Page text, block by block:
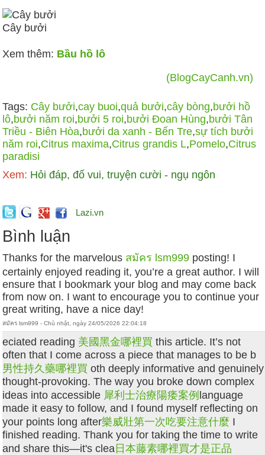
Cây bưởi
Xem thêm: Bầu hồ lô
(BlogCayCanh.vn)
Tags: Cây bưởi,cay buoi,quả bưởi,cây bòng,bưởi hồ
lô,bưởi năm roi,bưởi 5 roi,bưởi Đoan Hùng,bưởi Tân
Triều - Biên Hòa,bưởi da xanh - Bến Tre,sự tích bưởi
năm roi,Citrus maxima,Citrus grandis L,Pomelo,Citrus
paradisi
Xem: Hỏi đáp, đố vui, truyện cười - ngụ ngôn
Lazi.vn
Bình luận
Thanks for the marvelous สมัคร lsm999 posting! I
certainly enjoyed reading it, you’re a great author. I will
ensure that I bookmark your blog and may come back
from now on. I want to encourage you to continue your
great writing, have a nice day!
สมัคร lsm999 - Chủ nhật, ngày 24/05/2026 22:04:18
eciated reading 美國黑金哪裡買 this article. It’s not
often that I come across a piece that manages to be b
男性持久藥哪裡買 oth deeply informative and genuinely
thought-provoking. The way you broke down complex
ideas into accessible 犀利士治療陽痿案例 language
made it easy to follow, and I found myself reflecting on
your points long after樂威壯第一次吃要注意什麼 I
finished reading. Thank you for taking the time to write
and share this—it's clea 日本藤素哪裡買才是正品